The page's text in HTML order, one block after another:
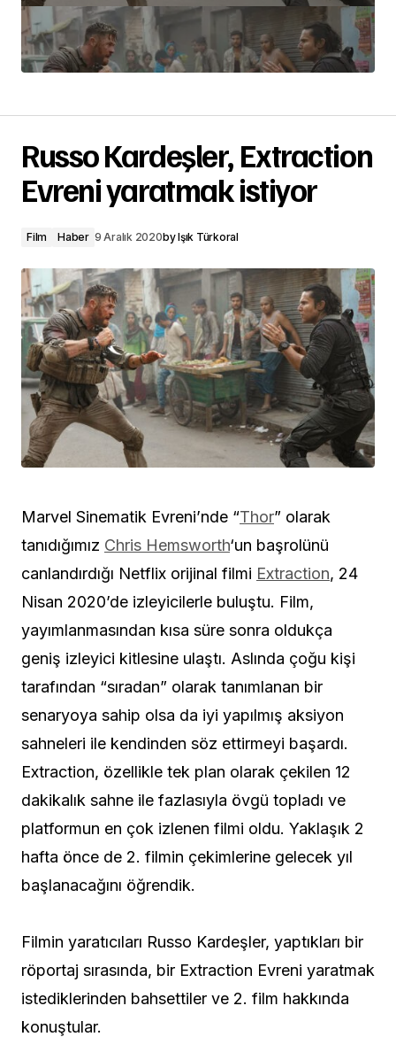
Russo Kardeşler, Extraction
Evreni yaratmak istiyor
Film Haber 9 Aralık 2020byIşık Türkoral
Marvel Sinematik Evreni’nde “Thor” olarak
tanıdığımız Chris Hemsworth‘un başrolünü
canlandırdığı Netflix orijinal filmi Extraction, 24
Nisan 2020’de izleyicilerle buluştu. Film,
yayımlanmasından kısa süre sonra oldukça
geniş izleyici kitlesine ulaştı. Aslında çoğu kişi
tarafından “sıradan” olarak tanımlanan bir
senaryoya sahip olsa da iyi yapılmış aksiyon
sahneleri ile kendinden söz ettirmeyi başardı.
Extraction, özellikle tek plan olarak çekilen 12
dakikalık sahne ile fazlasıyla övgü topladı ve
platformun en çok izlenen filmi oldu. Yaklaşık 2
hafta önce de 2. filmin çekimlerine gelecek yıl
başlanacağını öğrendik.
Filmin yaratıcıları Russo Kardeşler, yaptıkları bir
röportaj sırasında, bir Extraction Evreni yaratmak
istediklerinden bahsettiler ve 2. film hakkında
konuştular.